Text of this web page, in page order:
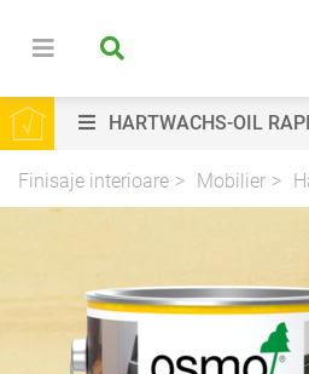
HARTWACHS-OIL
Finisaje interioare Mobilier